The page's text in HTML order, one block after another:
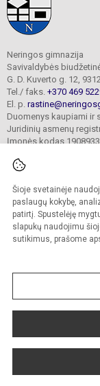
Šioje svetainėje
paslaugų kokybę,
patirtį. Spustelėję
slapukų naudojimu
sutikimus, prašome
Neringos gimnazija
Savivaldybės
G. D. Kuverto g. 12,
Tel./ faks. +370 469
El. p.
Duomenys kaupiami ir
Juridinių asmenų
Įmonės kodas
© 2026.
Kopijuoti turinį be
Sumanus